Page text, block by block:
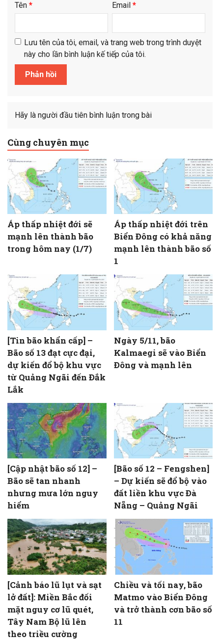
Tên * Email *
Lưu tên của tôi, email, và trang web trong trình duyệt
này cho lần bình luận kế tiếp của tôi.
Hãy là người đầu tiên bình luận trong bài
Cùng chuyên mục
Áp thấp nhiệt đới sẽ
mạnh lên thành bão
trong hôm nay (1/7)
Áp thấp nhiệt đới trên
Biển Đông có khả năng
mạnh lên thành bão số
1
[Tin bão khẩn cấp] –
Bão số 13 đạt cực đại,
dự kiến đổ bộ khu vực
từ Quảng Ngãi đến Đắk
Lắk
Ngày 5/11, bão
Kalmaegi sẽ vào Biển
Đông và mạnh lên
[Cập nhật bão số 12] –
Bão sẽ tan nhanh
nhưng mưa lớn nguy
hiểm
[Bão số 12 – Fengshen]
– Dự kiến sẽ đổ bộ vào
đất liền khu vực Đà
Nẵng – Quảng Ngãi
[Cảnh báo lũ lụt và sạt
lở đất]: Miền Bắc đối
mặt nguy cơ lũ quét,
Tây Nam Bộ lũ lên
theo triều cường
Chiều và tối nay, bão
Matmo vào Biển Đông
và trở thành cơn bão số
11